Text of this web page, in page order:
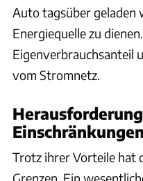
Auto tagsüber geladen
Energiequelle zu
Eigenverbrauchsanteil
vom Stromnetz.
Einschränkungen
Trotz ihrer Vorteile hat
Grenzen. Ein